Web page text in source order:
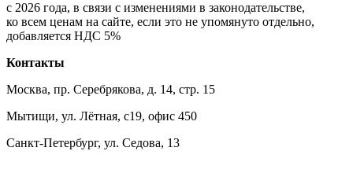
с 2026 года, в связи с изменениями в законодательстве,
ко всем ценам на сайте, если это не упомянуто отдельно,
добавляется НДС 5%
Контакты
Москва, пр. Серебрякова, д. 14, стр. 15
Мытищи, ул. Лётная, с19, офис 450
Санкт-Петербург, ул. Седова, 13